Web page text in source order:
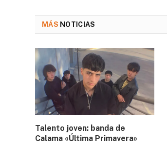
MÁS NOTICIAS
Talento joven: banda de
Calama «Última Primavera»